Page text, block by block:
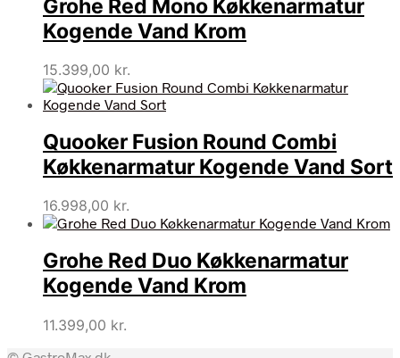
Grohe Red Mono Køkkenarmatur
Kogende Vand Krom
15.399,00 kr.
Quooker Fusion Round Combi
Køkkenarmatur Kogende Vand Sort
16.998,00 kr.
Grohe Red Duo Køkkenarmatur
Kogende Vand Krom
11.399,00 kr.